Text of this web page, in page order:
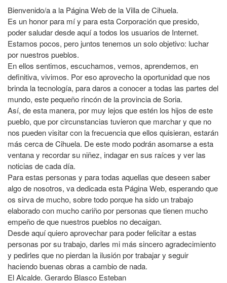
Bienvenido/a a la Página Web de la Villa de Cihuela.
Es un honor para mí y para esta Corporación que presido,
poder saludar desde aquí a todos los usuarios de Internet.
Estamos pocos, pero juntos tenemos un solo objetivo: luchar
por nuestros pueblos.
En ellos sentimos, escuchamos, vemos, aprendemos, en
definitiva, vivimos. Por eso aprovecho la oportunidad que nos
brinda la tecnología, para daros a conocer a todas las partes del
mundo, este pequeño rincón de la provincia de Soria.
Así, de esta manera, por muy lejos que estén los hijos de este
pueblo, que por circunstancias tuvieron que marchar y que no
nos pueden visitar con la frecuencia que ellos quisieran, estarán
más cerca de Cihuela. De este modo podrán asomarse a esta
ventana y recordar su niñez, indagar en sus raíces y ver las
noticias de cada día.
Para estas personas y para todas aquellas que deseen saber
algo de nosotros, va dedicada esta Página Web, esperando que
os sirva de mucho, sobre todo porque ha sido un trabajo
elaborado con mucho cariño por personas que tienen mucho
empeño de que nuestros pueblos no decaigan.
Desde aquí quiero aprovechar para poder felicitar a estas
personas por su trabajo, darles mi más sincero agradecimiento
y pedirles que no pierdan la ilusión por trabajar y seguir
haciendo buenas obras a cambio de nada.
El Alcalde. Gerardo Blasco Esteban